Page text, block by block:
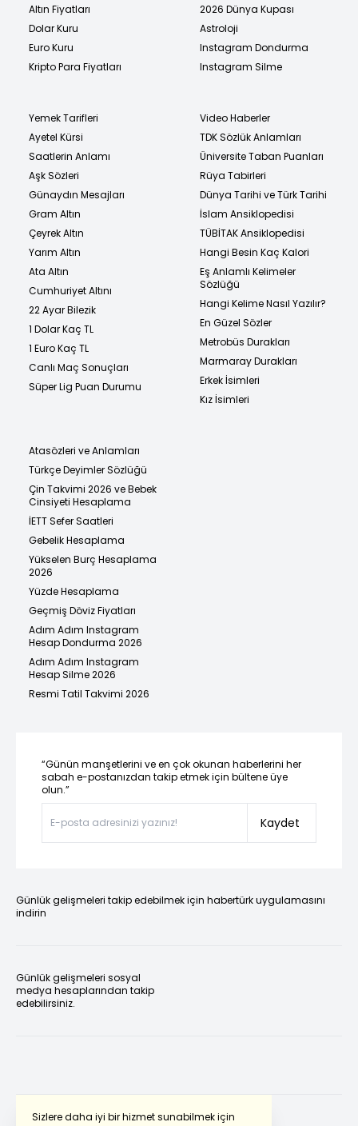
Sizlere daha iyi bir hizmet sunabilmek için
Altın Fiyatları
Dolar Kuru
Euro Kuru
Kripto Para Fiyatları
2026 Dünya Kupası
Astroloji
Instagram Dondurma
Instagram Silme
Yemek Tarifleri
Ayetel Kürsi
Saatlerin Anlamı
Aşk Sözleri
Günaydın Mesajları
Gram Altın
Çeyrek Altın
Yarım Altın
Ata Altın
Cumhuriyet Altını
22 Ayar Bilezik
1 Dolar Kaç TL
1 Euro Kaç TL
Canlı Maç Sonuçları
Süper Lig Puan Durumu
Video Haberler
TDK Sözlük Anlamları
Üniversite Taban Puanları
Rüya Tabirleri
Dünya Tarihi ve Türk Tarihi
İslam Ansiklopedisi
TÜBİTAK Ansiklopedisi
Hangi Besin Kaç Kalori
Eş Anlamlı Kelimeler
Sözlüğü
Hangi Kelime Nasıl Yazılır?
En Güzel Sözler
Metrobüs Durakları
Marmaray Durakları
Erkek İsimleri
Kız İsimleri
Atasözleri ve Anlamları
Türkçe Deyimler Sözlüğü
Çin Takvimi 2026 ve Bebek
Cinsiyeti Hesaplama
İETT Sefer Saatleri
Gebelik Hesaplama
Yükselen Burç Hesaplama
2026
Yüzde Hesaplama
Geçmiş Döviz Fiyatları
Adım Adım Instagram
Hesap Dondurma 2026
Adım Adım Instagram
Hesap Silme 2026
Resmi Tatil Takvimi 2026
“Günün manşetlerini ve en çok okunan haberlerini her
sabah e-postanızdan takip etmek için bültene üye
olun.”
Kaydet
Günlük gelişmeleri takip edebilmek için habertürk uygulamasını
indirin
Günlük gelişmeleri sosyal
medya hesaplarından takip
edebilirsiniz.